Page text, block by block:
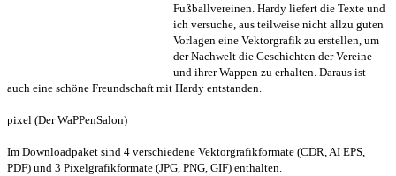
Fußballvereinen. Hardy liefert die Texte und
ich versuche, aus teilweise nicht allzu guten
Vorlagen eine Vektorgrafik zu erstellen, um
der Nachwelt die Geschichten der Vereine
und ihrer Wappen zu erhalten. Daraus ist
auch eine schöne Freundschaft mit Hardy entstanden.
pixel (Der WaPPenSalon)
Im Downloadpaket sind 4 verschiedene Vektorgrafikformate (CDR, AI EPS,
PDF) und 3 Pixelgrafikformate (JPG, PNG, GIF) enthalten.